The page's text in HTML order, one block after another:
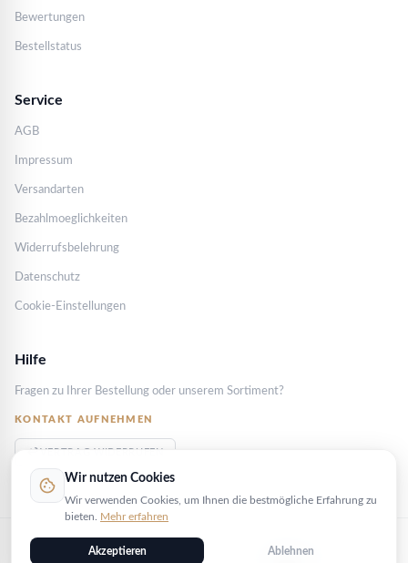
Bewertungen
Bestellstatus
Service
AGB
Impressum
Versandarten
Bezahlmoeglichkeiten
Widerrufsbelehrung
Datenschutz
Cookie-Einstellungen
Hilfe
Fragen zu Ihrer Bestellung oder unserem Sortiment?
KONTAKT AUFNEHMEN
VERTRAG WIDERRUFEN
PayPal Kreditkarte Banküberweisung
cookie Wir nutzen Cookies
Wir verwenden Cookies, um Ihnen die bestmögliche Erfahrung zu
bieten. Mehr erfahren
Akzeptieren Ablehnen